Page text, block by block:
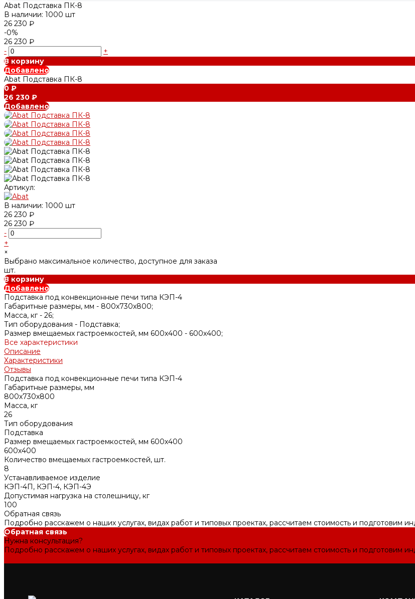
Abat Подставка ПК-8
В наличии: 1000 шт
26 230 ₽
-0%
26 230 ₽
-
+
В корзину
Добавлено
Abat Подставка ПК-8
0 ₽
26 230 ₽
Добавлено
Артикул:
В наличии: 1000 шт
26 230 ₽
26 230 ₽
-
+
×
Выбрано максимальное количество, доступное для заказа
шт.
В корзину
Добавлено
Подставка под конвекционные печи типа КЭП-4
Габаритные размеры, мм - 800х730х800;
Масса, кг - 26;
Тип оборудования - Подставка;
Размер вмещаемых гастроемкостей, мм 600х400 - 600х400;
Все характеристики
Описание
Характеристики
Отзывы
Подставка под конвекционные печи типа КЭП-4
Габаритные размеры, мм
800х730х800
Масса, кг
26
Тип оборудования
Подставка
Размер вмещаемых гастроемкостей, мм 600х400
600х400
Количество вмещаемых гастроемкостей, шт.
8
Устанавливаемое изделие
КЭП-4П, КЭП-4, КЭП-4Э
Допустимая нагрузка на столешницу, кг
100
Обратная связь
Подробно расскажем о наших услугах, видах работ и типовых проектах, рассчитаем стоимость и подготовим
Обратная связь
Нужна консультация?
Подробно расскажем о наших услугах, видах работ и типовых проектах, рассчитаем стоимость и подготовим